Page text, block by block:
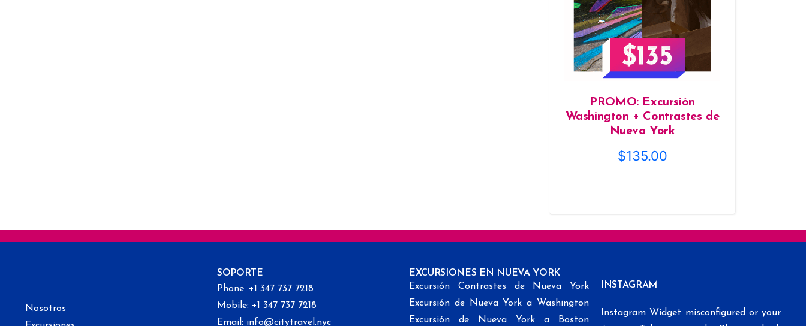
PROMO: Excursión
Washington + Contrastes de
Nueva York
$135.00
Nosotros
SOPORTE
Phone: +1 347 737 7218
Mobile: +1 347 737 7218
Email: info@citytravel.nyc
EXCURSIONES EN NUEVA YORK
Excursión Contrastes de Nueva York
Excursión de Nueva York a Washington
Excursión de Nueva York a Boston
INSTAGRAM
Instagram Widget misconfigured or your